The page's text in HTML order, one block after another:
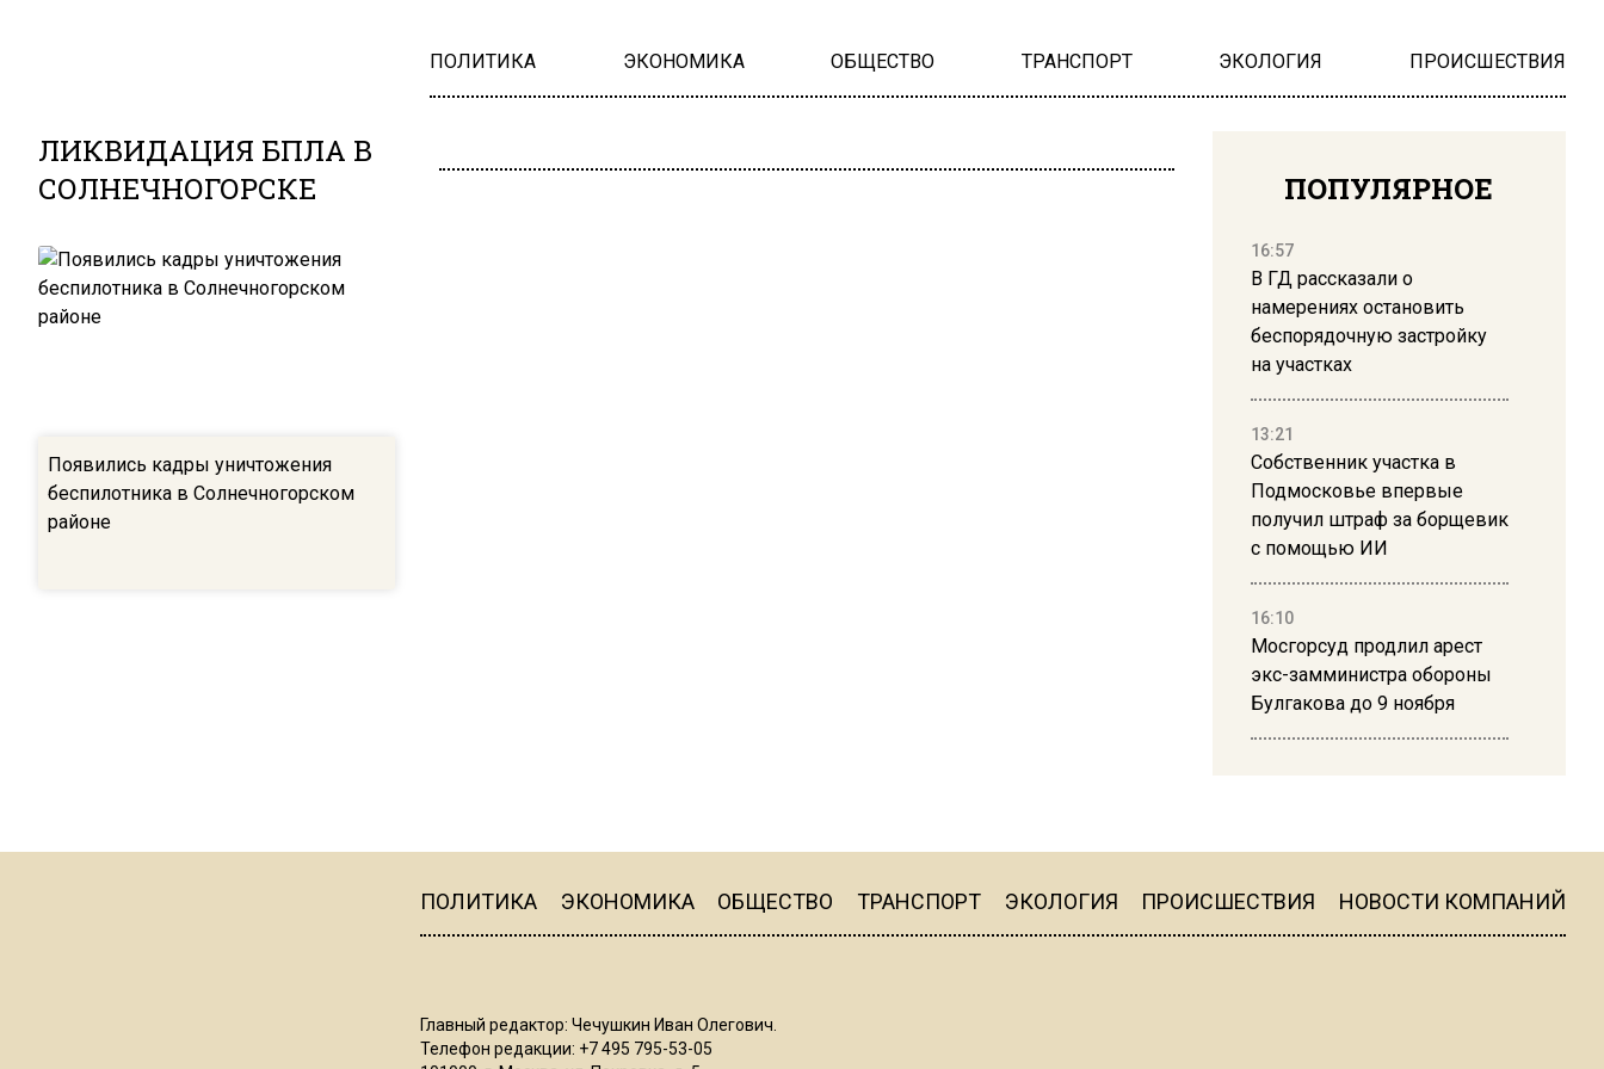
ПОЛИТИКА ЭКОНОМИКА ОБЩЕСТВО ТРАНСПОРТ ЭКОЛОГИЯ ПРОИСШЕСТВИЯ
ЛИКВИДАЦИЯ БПЛА В
СОЛНЕЧНОГОРСКЕ
Появились кадры уничтожения
беспилотника в Солнечногорском
районе
ПОПУЛЯРНОЕ
16:57
В ГД рассказали о
намерениях остановить
беспорядочную застройку
на участках
13:21
Собственник участка в
Подмосковье впервые
получил штраф за борщевик
с помощью ИИ
16:10
Мосгорсуд продлил арест
экс-замминистра обороны
Булгакова до 9 ноября
16:19
ПОЛИТИКА ЭКОНОМИКА ОБЩЕСТВО ТРАНСПОРТ ЭКОЛОГИЯ ПРОИСШЕСТВИЯ НОВОСТИ КОМПАНИЙ
Главный редактор: Чечушкин Иван Олегович.
Телефон редакции: +7 495 795-53-05